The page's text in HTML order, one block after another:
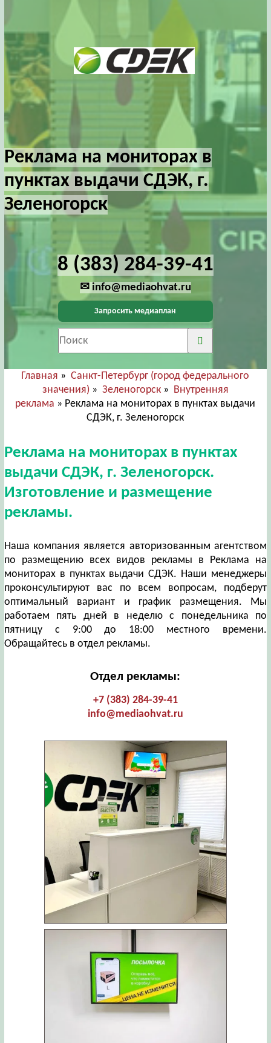
Реклама на мониторах в
пунктах выдачи СДЭК, г.
Зеленогорск
8 (383) 284-39-41
✉ info@mediaohvat.ru
Запросить медиаплан
Главная »Санкт-Петербург (город федерального
значения)» Зеленогорск» Внутренняя
реклама » Реклама на мониторах в пунктах выдачи
СДЭК, г. Зеленогорск
Реклама на мониторах в пунктах
выдачи СДЭК, г. Зеленогорск.
Изготовление и размещение
рекламы.
Наша компания является авторизованным агентством
по размещению всех видов рекламы в Реклама на
мониторах в пунктах выдачи СДЭК. Наши менеджеры
проконсультируют вас по всем вопросам, подберут
оптимальный вариант и график размещения. Мы
работаем пять дней в неделю с понедельника по
пятницу с 9:00 до 18:00 местного времени.
Обращайтесь в отдел рекламы.
Отдел рекламы:
+7 (383) 284-39-41
info@mediaohvat.ru